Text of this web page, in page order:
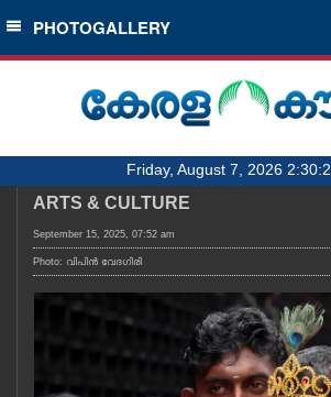
SECTIONS
HOME
NOTIFIED NEWS
KERALA
OBITUARY
PHOTOGALLERY
Friday, August 7, 2026
ARTS & CULTURE
September 15, 2025, 07:52 am
Photo: വിപിൻ വേദഗിരി